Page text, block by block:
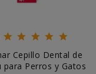
Cepillo Dental de
para Perros y Gatos